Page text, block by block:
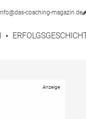
coaching-magazin.de